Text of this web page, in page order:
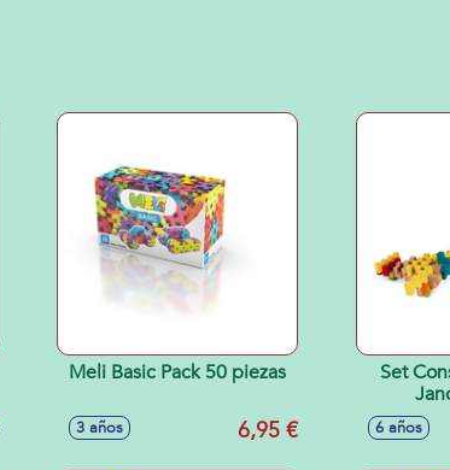
Meli Basic Pack 50 piezas
3 años 6,95 €
Set
6 años